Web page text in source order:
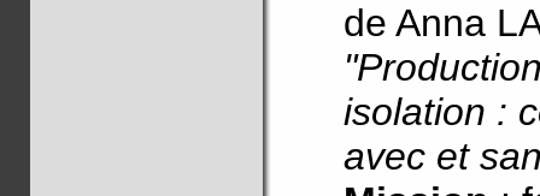
de Anna
isolation :
avec et